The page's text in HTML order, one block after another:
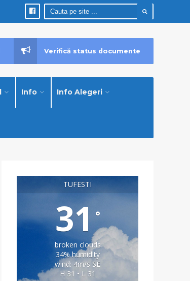
Info Info Alegeri
Verifică status documente
TUFESTI
31°
broken clouds
34% humidity
wind: 4m/s SE
H 31 • L 31